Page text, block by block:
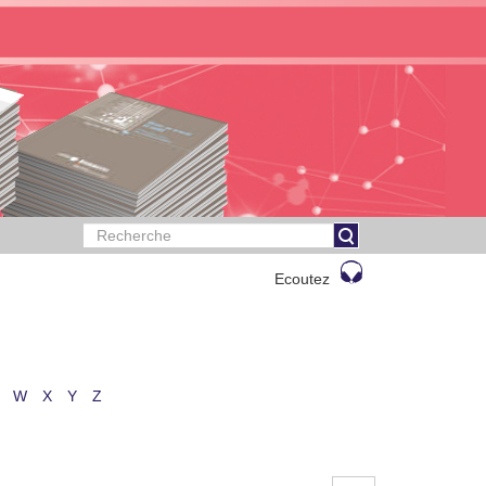
Ecoutez
W X Y Z